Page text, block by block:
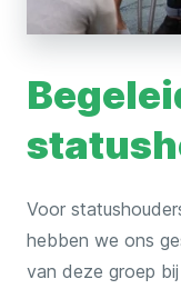
Voor
hebben we ons
van deze groep